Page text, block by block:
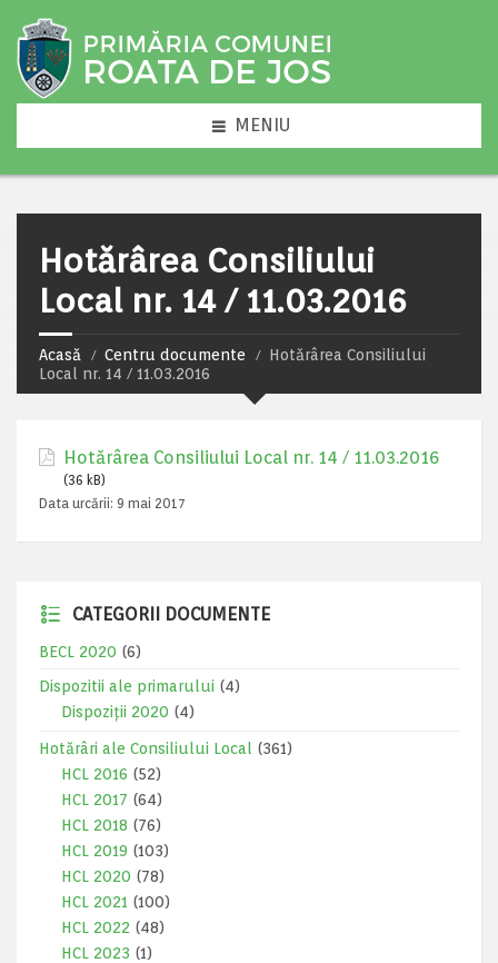
MENIU
Hotărârea Consiliului
Local nr. 14 / 11.03.2016
Acasă Centru documente
Hotărârea Consiliului
Local nr. 14 / 11.03.2016
Hotărârea Consiliului Local nr. 14 / 11.03.2016
(36 kB)
Data urcării: 9 mai 2017
CATEGORII DOCUMENTE
BECL 2020 (6)
Dispozitii ale primarului (4)
Dispoziții 2020 (4)
Hotărâri ale Consiliului Local
(361)
HCL 2016 (52)
HCL 2017 (64)
HCL 2018 (76)
HCL 2019 (103)
HCL 2020 (78)
HCL 2021 (100)
HCL 2022 (48)
HCL 2023 (1)